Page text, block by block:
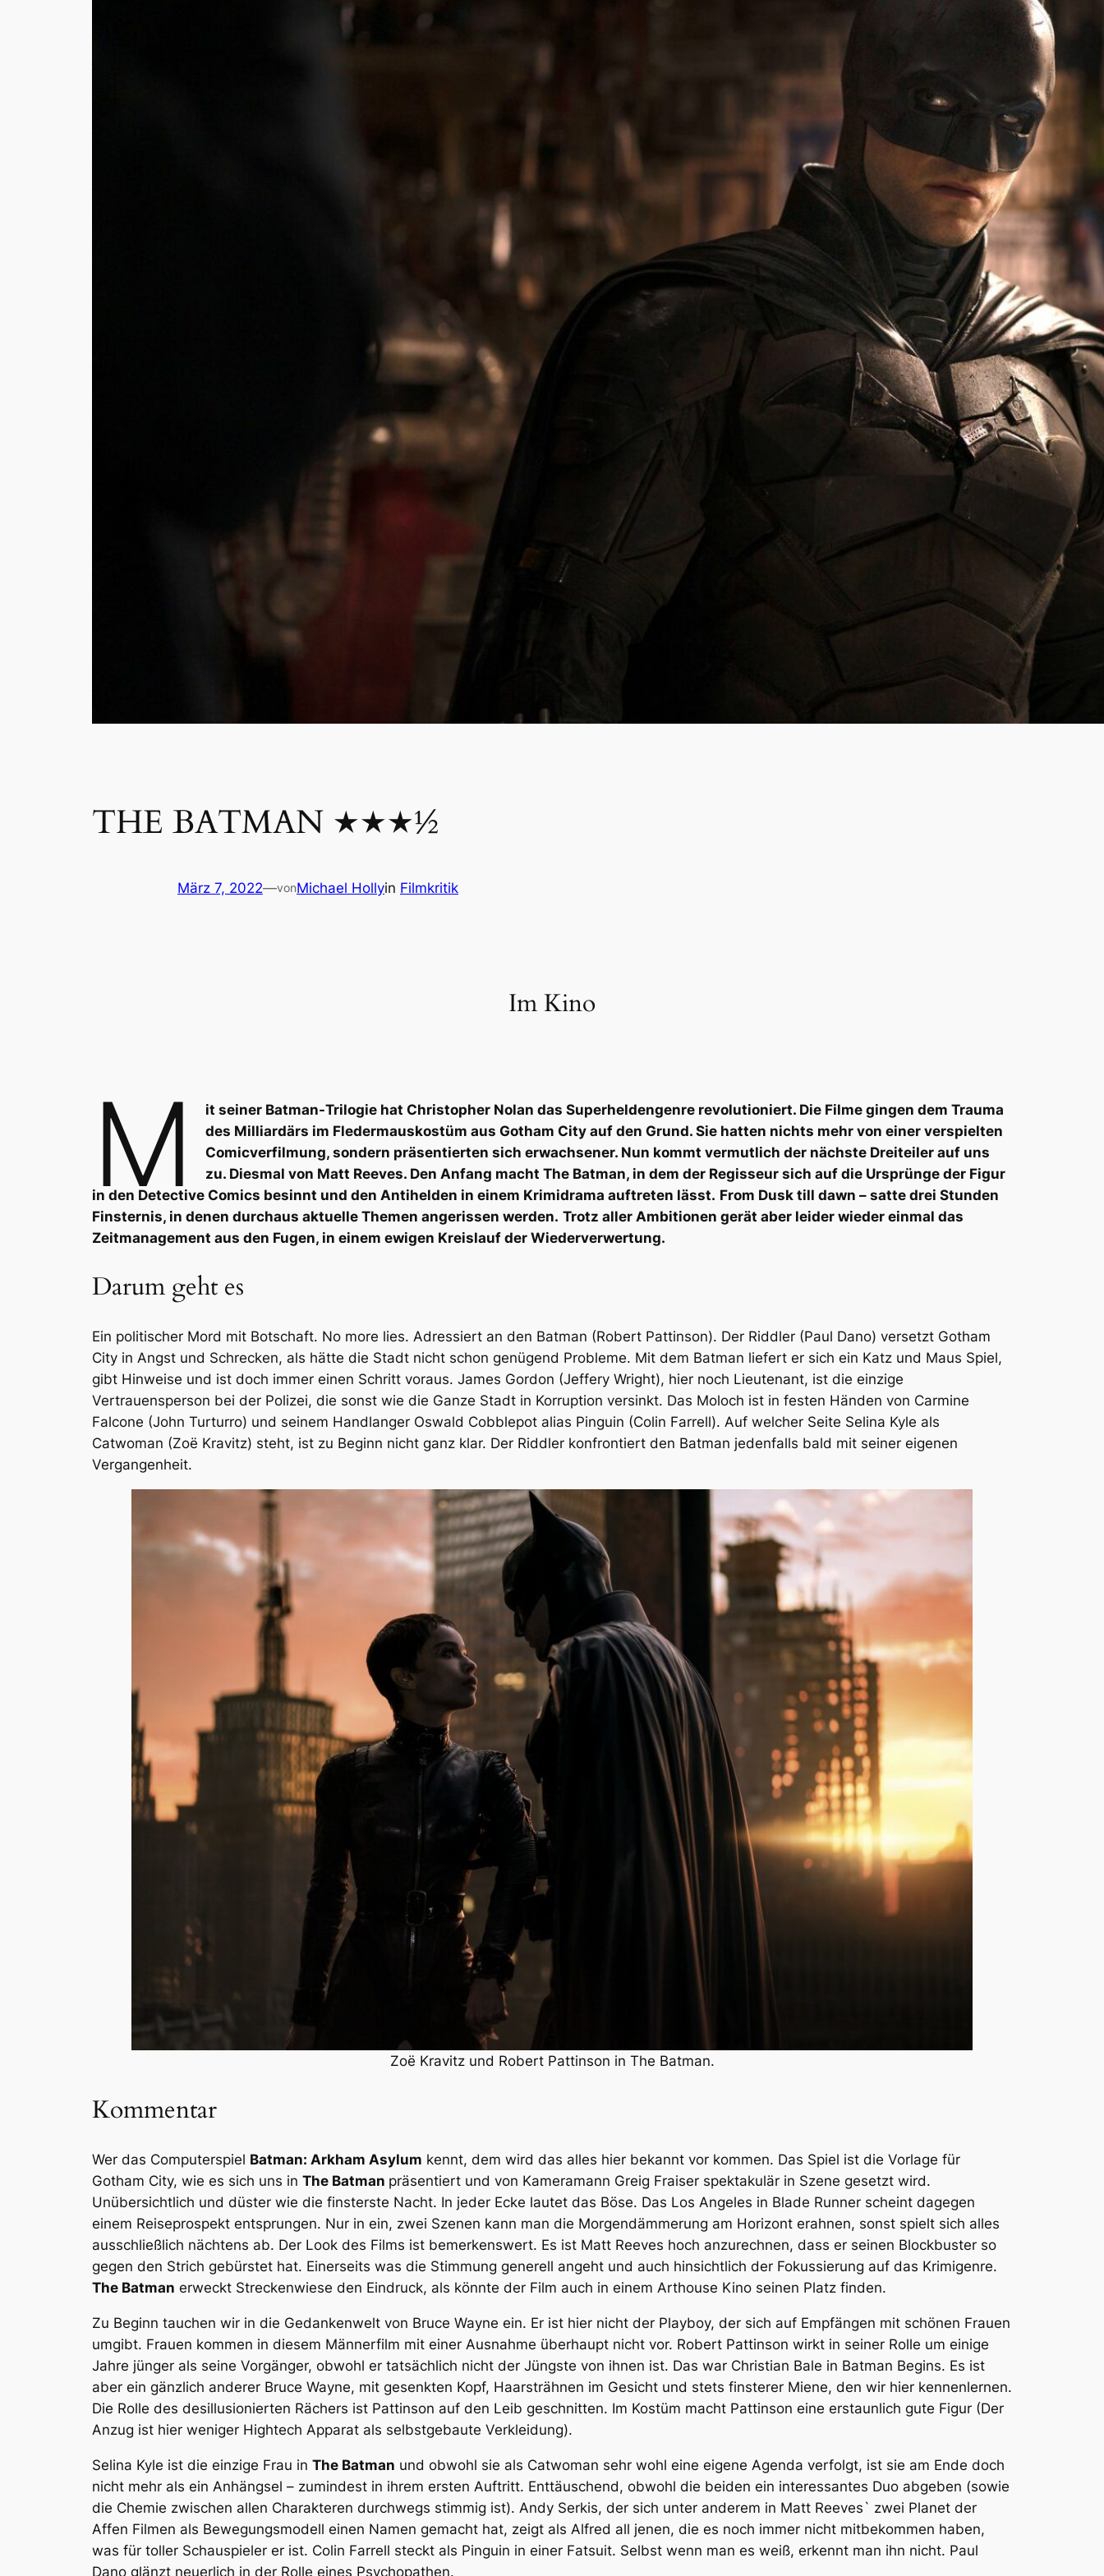
THE BATMAN ★★★½
März 7, 2022—vonMichael Hollyin Filmkritik
Im Kino
M
it seiner Batman-Trilogie hat Christopher Nolan das Superheldengenre revolutioniert. Die Filme gingen dem Trauma
des Milliardärs im Fledermauskostüm aus Gotham City auf den Grund. Sie hatten nichts mehr von einer verspielten
Comicverfilmung, sondern präsentierten sich erwachsener. Nun kommt vermutlich der nächste Dreiteiler auf uns
zu. Diesmal von Matt Reeves. Den Anfang macht The Batman, in dem der Regisseur sich auf die Ursprünge der Figur
in den Detective Comics besinnt und den Antihelden in einem Krimidrama auftreten lässt. From Dusk till dawn – satte drei Stunden
Finsternis, in denen durchaus aktuelle Themen angerissen werden. Trotz aller Ambitionen gerät aber leider wieder einmal das
Zeitmanagement aus den Fugen, in einem ewigen Kreislauf der Wiederverwertung.
Darum geht es
Ein politischer Mord mit Botschaft. No more lies. Adressiert an den Batman (Robert Pattinson). Der Riddler (Paul Dano) versetzt Gotham
City in Angst und Schrecken, als hätte die Stadt nicht schon genügend Probleme. Mit dem Batman liefert er sich ein Katz und Maus Spiel,
gibt Hinweise und ist doch immer einen Schritt voraus. James Gordon (Jeffery Wright), hier noch Lieutenant, ist die einzige
Vertrauensperson bei der Polizei, die sonst wie die Ganze Stadt in Korruption versinkt. Das Moloch ist in festen Händen von Carmine
Falcone (John Turturro) und seinem Handlanger Oswald Cobblepot alias Pinguin (Colin Farrell). Auf welcher Seite Selina Kyle als
Catwoman (Zoë Kravitz) steht, ist zu Beginn nicht ganz klar. Der Riddler konfrontiert den Batman jedenfalls bald mit seiner eigenen
Vergangenheit.
Zoë Kravitz und Robert Pattinson in The Batman.
Kommentar
Wer das Computerspiel Batman: Arkham Asylum kennt, dem wird das alles hier bekannt vor kommen. Das Spiel ist die Vorlage für
Gotham City, wie es sich uns in The Batman präsentiert und von Kameramann Greig Fraiser spektakulär in Szene gesetzt wird.
Unübersichtlich und düster wie die finsterste Nacht. In jeder Ecke lautet das Böse. Das Los Angeles in Blade Runner scheint dagegen
einem Reiseprospekt entsprungen. Nur in ein, zwei Szenen kann man die Morgendämmerung am Horizont erahnen, sonst spielt sich alles
ausschließlich nächtens ab. Der Look des Films ist bemerkenswert. Es ist Matt Reeves hoch anzurechnen, dass er seinen Blockbuster so
gegen den Strich gebürstet hat. Einerseits was die Stimmung generell angeht und auch hinsichtlich der Fokussierung auf das Krimigenre.
The Batman erweckt Streckenwiese den Eindruck, als könnte der Film auch in einem Arthouse Kino seinen Platz finden.
Zu Beginn tauchen wir in die Gedankenwelt von Bruce Wayne ein. Er ist hier nicht der Playboy, der sich auf Empfängen mit schönen Frauen
umgibt. Frauen kommen in diesem Männerfilm mit einer Ausnahme überhaupt nicht vor. Robert Pattinson wirkt in seiner Rolle um einige
Jahre jünger als seine Vorgänger, obwohl er tatsächlich nicht der Jüngste von ihnen ist. Das war Christian Bale in Batman Begins. Es ist
aber ein gänzlich anderer Bruce Wayne, mit gesenkten Kopf, Haarsträhnen im Gesicht und stets finsterer Miene, den wir hier kennenlernen.
Die Rolle des desillusionierten Rächers ist Pattinson auf den Leib geschnitten. Im Kostüm macht Pattinson eine erstaunlich gute Figur (Der
Anzug ist hier weniger Hightech Apparat als selbstgebaute Verkleidung).
Selina Kyle ist die einzige Frau in The Batman und obwohl sie als Catwoman sehr wohl eine eigene Agenda verfolgt, ist sie am Ende doch
nicht mehr als ein Anhängsel – zumindest in ihrem ersten Auftritt. Enttäuschend, obwohl die beiden ein interessantes Duo abgeben (sowie
die Chemie zwischen allen Charakteren durchwegs stimmig ist). Andy Serkis, der sich unter anderem in Matt Reeves` zwei Planet der
Affen Filmen als Bewegungsmodell einen Namen gemacht hat, zeigt als Alfred all jenen, die es noch immer nicht mitbekommen haben,
was für toller Schauspieler er ist. Colin Farrell steckt als Pinguin in einer Fatsuit. Selbst wenn man es weiß, erkennt man ihn nicht. Paul
Dano glänzt neuerlich in der Rolle eines Psychopathen.